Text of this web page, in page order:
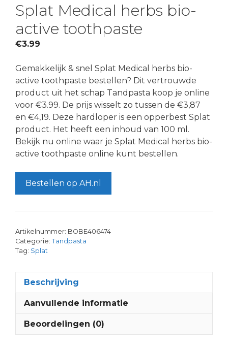
Splat Medical herbs bio-
active toothpaste
€3.99
Gemakkelijk & snel Splat Medical herbs bio-
active toothpaste bestellen? Dit vertrouwde
product uit het schap Tandpasta koop je online
voor €3.99. De prijs wisselt zo tussen de €3,87
en €4,19. Deze hardloper is een opperbest Splat
product. Het heeft een inhoud van 100 ml.
Bekijk nu online waar je Splat Medical herbs bio-
active toothpaste online kunt bestellen.
Bestellen op AH.nl
Artikelnummer: BOBE406474
Categorie: Tandpasta
Tag: Splat
Beschrijving
Aanvullende informatie
Beoordelingen (0)